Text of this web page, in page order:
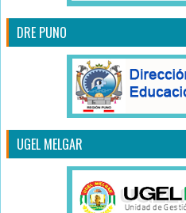
DRE PUNO
UGEL MELGAR